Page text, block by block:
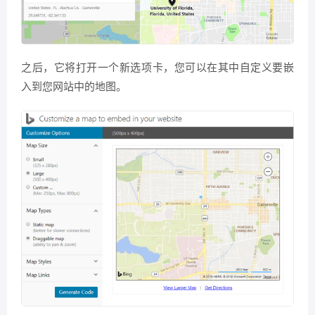
之后，它将打开一个新选项卡，您可以在其中自定义要嵌
入到您网站中的地图。